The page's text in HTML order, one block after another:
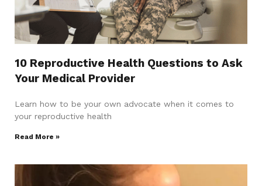
10 Reproductive Health Questions to Ask
Your Medical Provider
Learn how to be your own advocate when it comes to
your reproductive health
Read More »